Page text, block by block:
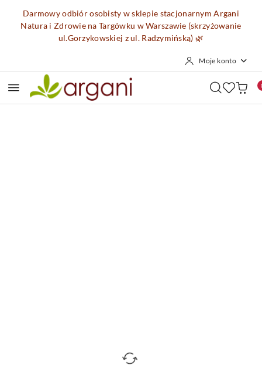
Przejdź do treści głównej
Przejdź do wyszukiwarki
Przejdź do moje konto
Przejdź do menu głównego
Przejdź do opisu produktu
Przejdź do stopki
Darmowy odbiór osobisty w sklepie stacjonarnym Argani
Natura i Zdrowie na Targówku w Warszawie (skrzyżowanie
ul.Gorzykowskiej z ul. Radzymińską) 🌿
Moje konto